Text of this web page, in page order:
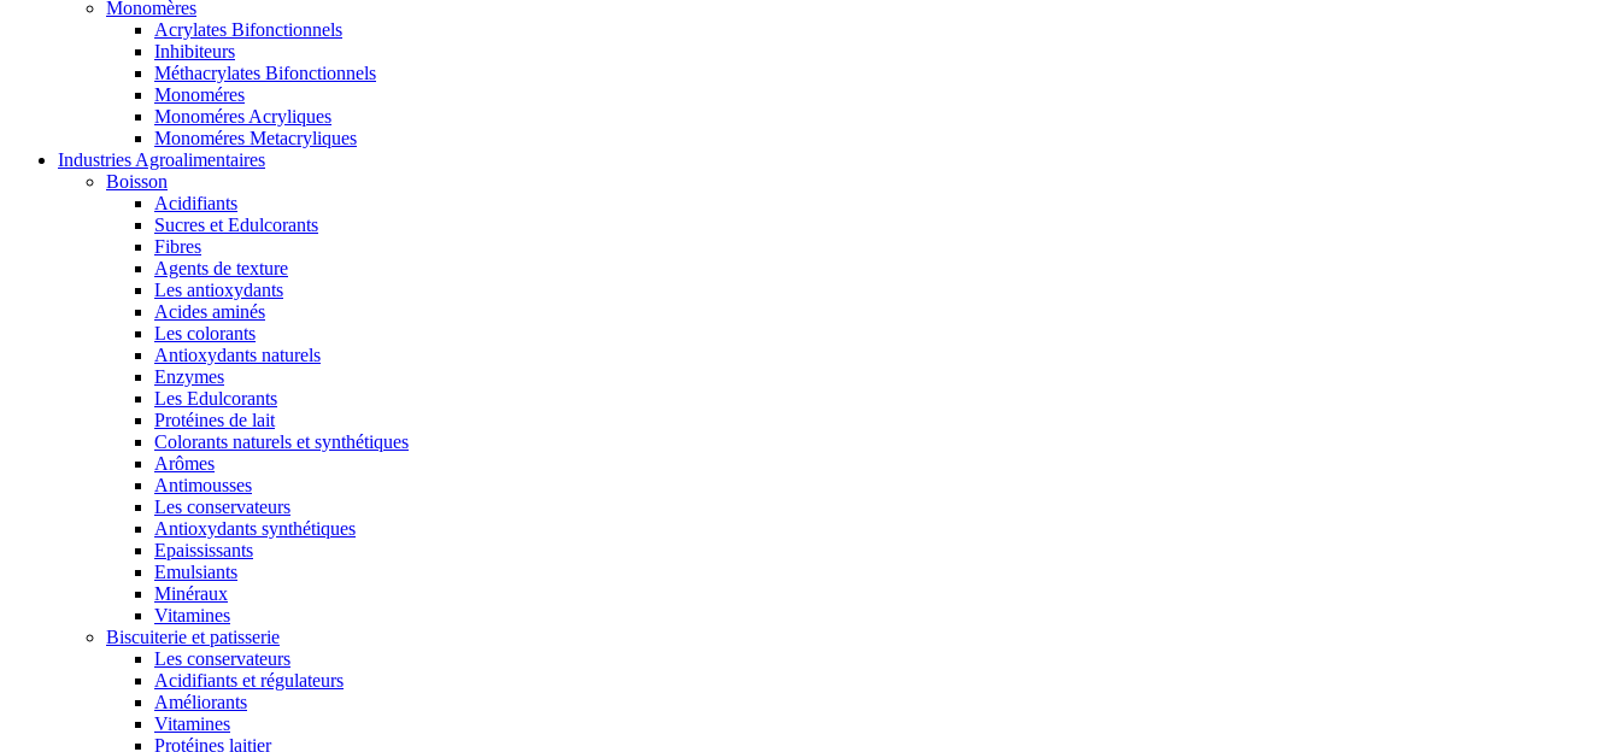
Monomères
Acrylates Bifonctionnels
Inhibiteurs
Méthacrylates Bifonctionnels
Monoméres
Monoméres Acryliques
Monoméres Metacryliques
Industries Agroalimentaires
Boisson
Acidifiants
Sucres et Edulcorants
Fibres
Agents de texture
Les antioxydants
Acides aminés
Les colorants
Antioxydants naturels
Enzymes
Les Edulcorants
Protéines de lait
Colorants naturels et synthétiques
Arômes
Antimousses
Les conservateurs
Antioxydants synthétiques
Epaississants
Emulsiants
Minéraux
Vitamines
Biscuiterie et patisserie
Les conservateurs
Acidifiants et régulateurs
Améliorants
Vitamines
Protéines laitier